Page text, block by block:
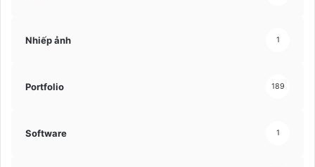
Nhiếp ảnh 1
Portfolio 189
Software 1